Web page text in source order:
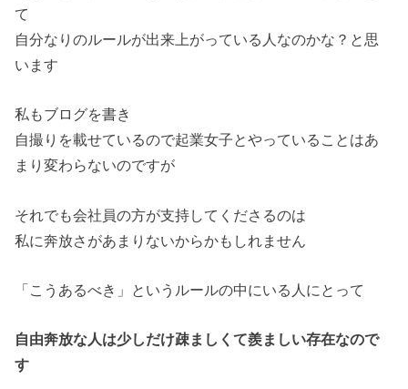
て
自分なりのルールが出来上がっている人なのかな？と思
います
私もブログを書き
自撮りを載せているので起業女子とやっていることはあ
まり変わらないのですが
それでも会社員の方が支持してくださるのは
私に奔放さがあまりないからかもしれません
「こうあるべき」というルールの中にいる人にとって
自由奔放な人は少しだけ疎ましくて羨ましい存在なので
す